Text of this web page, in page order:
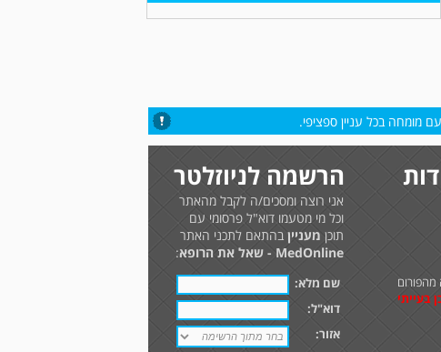
מומחה בכל עניין ספציפי.
בעייתי
הרשמה לניוזלטר
אני רוצה ומסכים/ה לקבל מהאתר
וכל מי מטעמו דוא"ל פרסומי עם
תוכן מענייןבהתאם לתכני האתר
MedOnline - שאל את הרופא
:
שם מלא:
דוא"ל:
אזור: